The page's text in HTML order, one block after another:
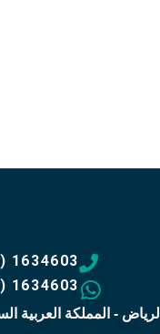
1634603
1634603
الرياض - المملكة العربية